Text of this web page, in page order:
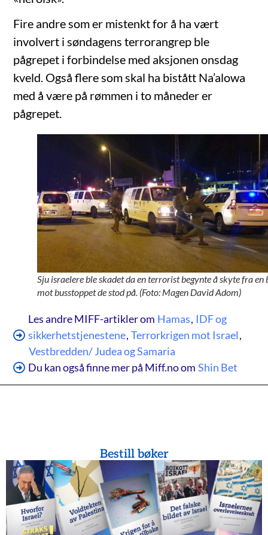
Fire andre som er mistenkt for å ha vært
involvert i søndagens terrorangrep ble
pågrepet i forbindelse med aksjonen onsdag
kveld. Også flere som skal ha bistått Na’alowa
med å være på rømmen i to måneder er
pågrepet.
Sju israelere ble skadet da en terrorist begynte å skyte fra en
mot busstoppet de stod på. (Foto: Magen David Adom)
Les andre MIFF-artikler om Hamas, IDF og
sikkerhetstjenestene, Terrorkrigen mot Israel,
Vestbredden/ Judea og Samaria
Du kan også finne mer på Miff.no om Shin Bet
Bestill bøker